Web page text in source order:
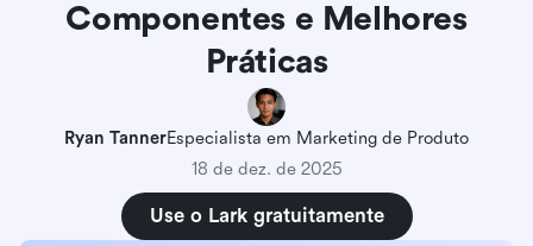
Componentes e Melhores
Práticas
Ryan TannerEspecialista em Marketing de Produto
18 de dez. de 2025
Use o Lark gratuitamente